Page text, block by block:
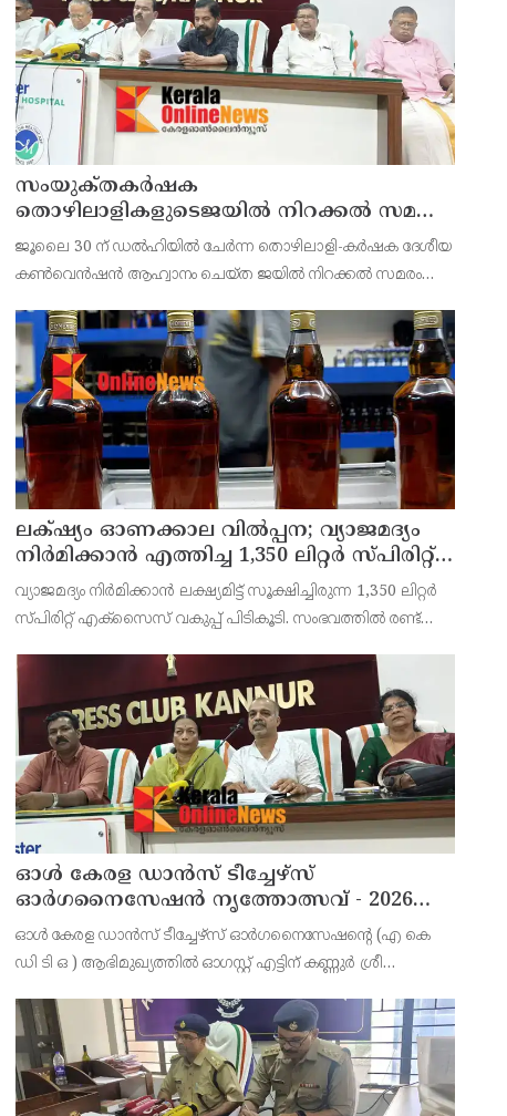
സംയുക്‌തകർഷക
തൊഴിലാളികളുടെജയിൽ നിറക്കൽ സമരം
ഓഗസ്ത് 10 ന്
ജൂലൈ 30 ന് ഡൽഹിയിൽ ചേർന്ന തൊഴിലാളി-കർഷക ദേശീയ
കൺവെൻഷൻ ആഹ്വാനം ചെയ്ത ജയിൽ നിറക്കൽ സമരം
തൊഴിലാളി സംഘടനകളുടെ സംയുക്ത ജില്ലാ സമിതി
തീരുമാനിച്ചു.ഇതിന്റെ ഭാഗമായ
ലക്‌ഷ്യം ഓണക്കാല വിൽപ്പന; വ്യാജമദ്യം
നിർമിക്കാൻ എത്തിച്ച 1,350 ലിറ്റർ സ്പിരിറ്റ്
പിടികൂടി; രണ്ട് പേർ അറസ്റ്റിൽ
വ്യാജമദ്യം നിർമിക്കാൻ ലക്ഷ്യമിട്ട് സൂക്ഷിച്ചിരുന്ന 1,350 ലിറ്റർ
സ്പിരിറ്റ് എക്സൈസ് വകുപ്പ് പിടികൂടി. സംഭവത്തിൽ രണ്ട്
അങ്കമാലിയിലെ കോട്ടക്കുളങ്ങരയിലെ ഹോളോബ്രിക
ഓൾ കേരള ഡാൻസ് ടീച്ചേഴ്സ്
ഓർഗനൈസേഷൻ നൃത്തോത്സവ് - 2026
എട്ടിന് കണ്ണൂരിൽ
ഓൾ കേരള ഡാൻസ് ടീച്ചേഴ്സ് ഓർഗനൈസേഷൻ്റെ (എ കെ
ഡി ടി ഒ ) ആഭിമുഖ്യത്തിൽ ഓഗസ്റ്റ് എട്ടിന് കണ്ണുർ ശ്രീ
നടത്തുമെന്ന് സംഘാടകർ കണ്ണൂർ പ്രസ് ക്ളബ്ബിൽ വാർത്താ
സമ